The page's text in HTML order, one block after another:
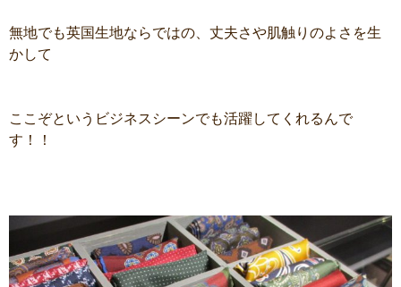
無地でも英国生地ならではの、丈夫さや肌触りのよさを生
かして
ここぞというビジネスシーンでも活躍してくれるんで
す！！